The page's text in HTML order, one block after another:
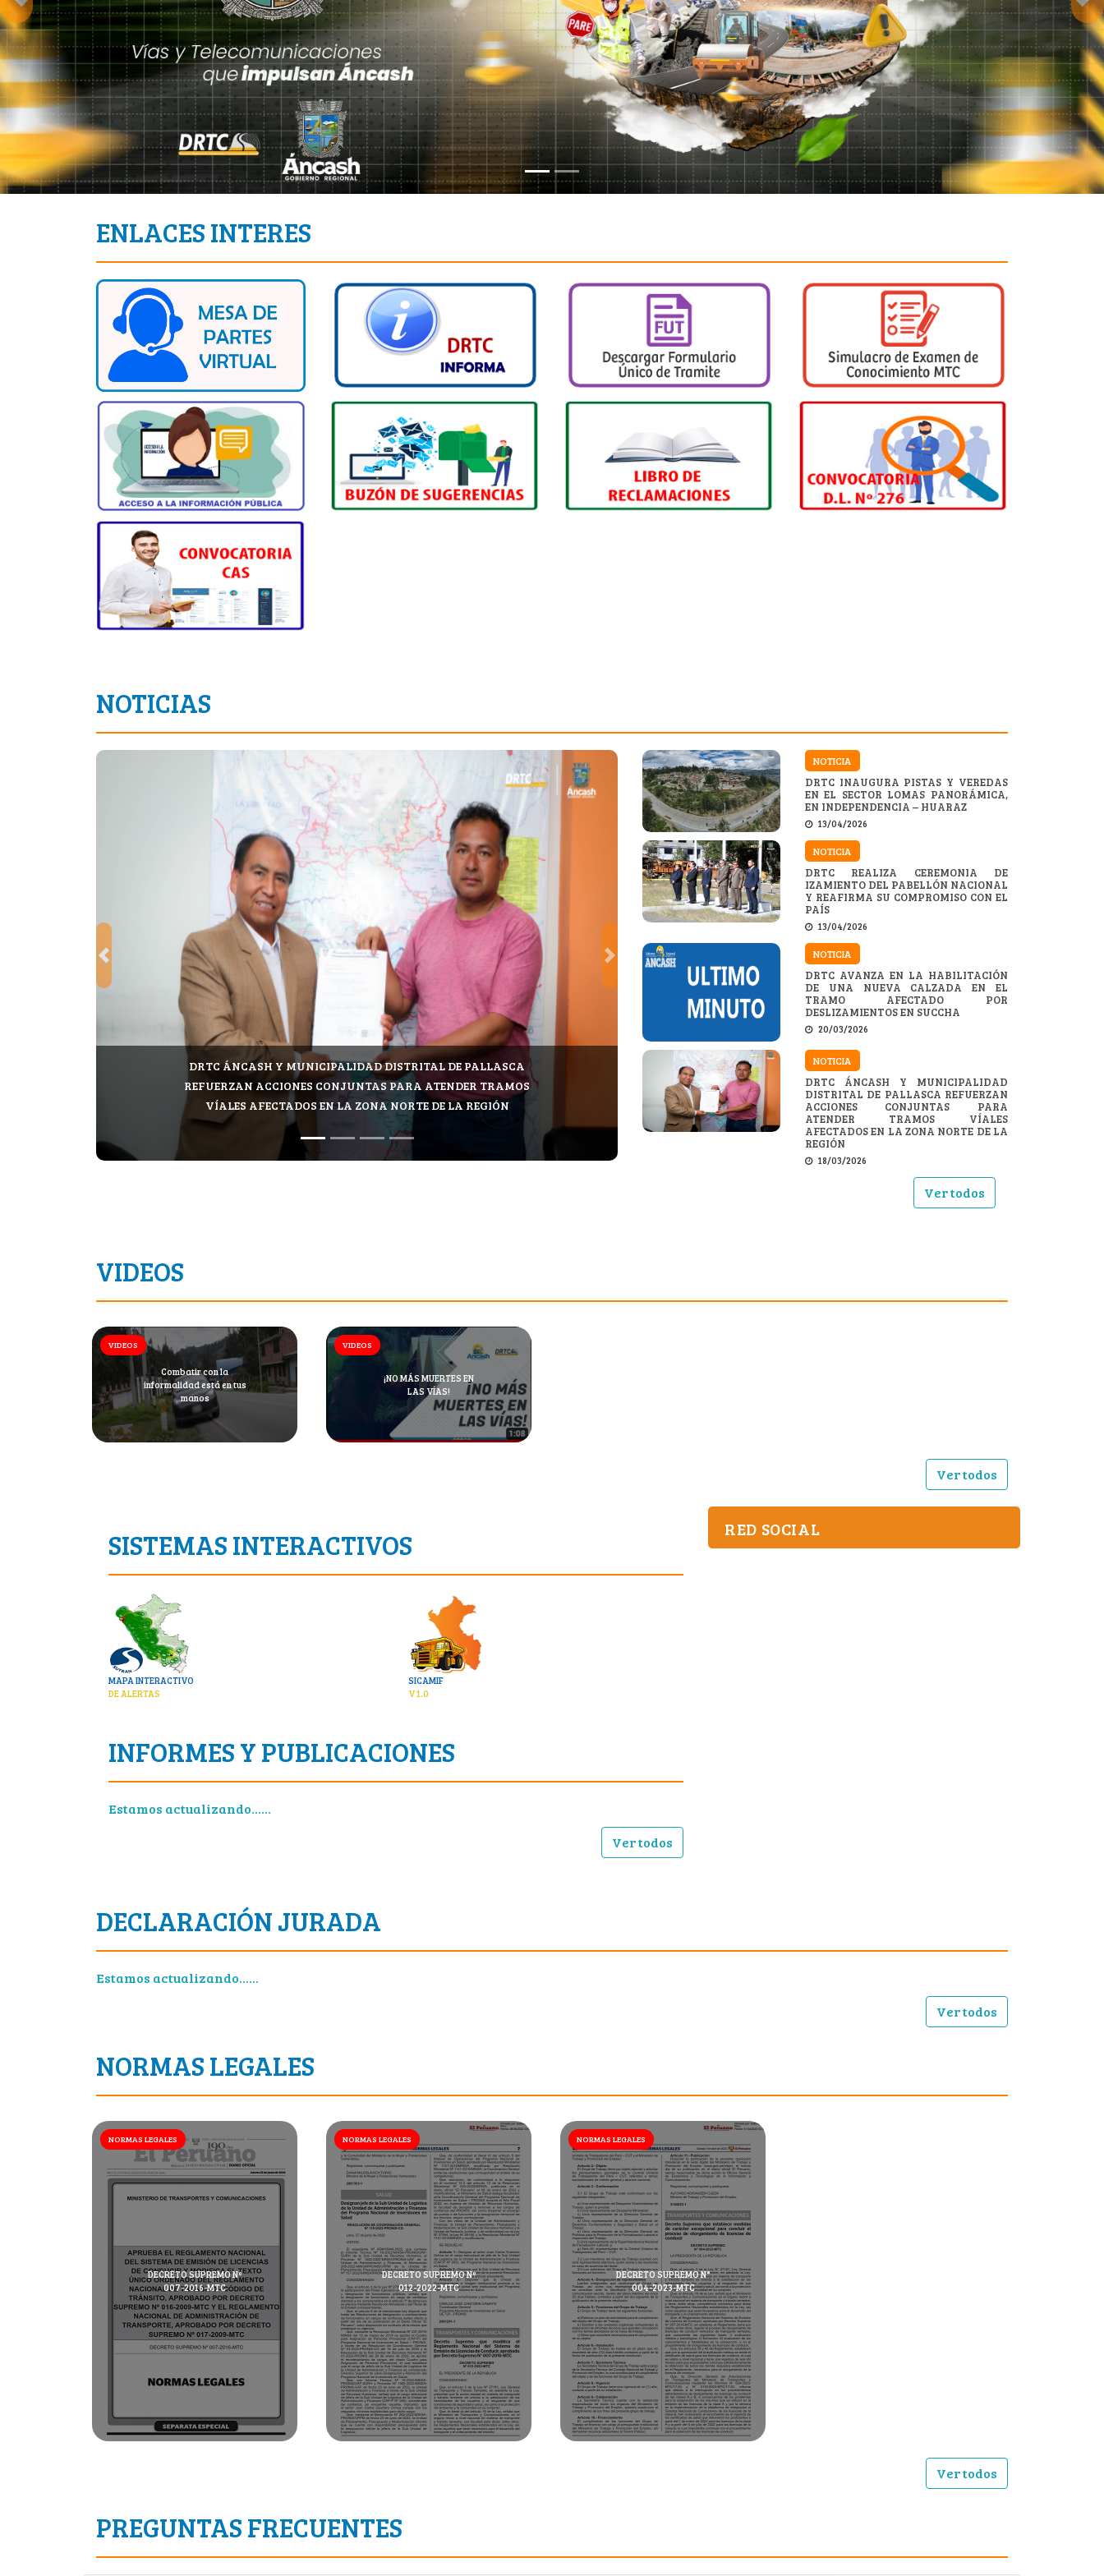
ENLACES INTERES
NOTICIAS
DRTC ÁNCASH Y MUNICIPALIDAD DISTRITAL DE PALLASCA
REFUERZAN ACCIONES CONJUNTAS PARA ATENDER TRAMOS
VÍALES AFECTADOS EN LA ZONA NORTE DE LA REGIÓN
Previous Next
NOTICIA
DRTC INAUGURA PISTAS Y VEREDAS
EN EL SECTOR LOMAS PANORÁMICA,
EN INDEPENDENCIA – HUARAZ
13/04/2026
NOTICIA
DRTC REALIZA CEREMONIA DE
IZAMIENTO DEL PABELLÓN NACIONAL
Y REAFIRMA SU COMPROMISO CON EL
PAÍS
13/04/2026
NOTICIA
DRTC AVANZA EN LA HABILITACIÓN
DE UNA NUEVA CALZADA EN EL
TRAMO AFECTADO POR
DESLIZAMIENTOS EN SUCCHA
20/03/2026
NOTICIA
DRTC ÁNCASH Y MUNICIPALIDAD
DISTRITAL DE PALLASCA REFUERZAN
ACCIONES CONJUNTAS PARA
ATENDER TRAMOS VÍALES
AFECTADOS EN LA ZONA NORTE DE LA
REGIÓN
18/03/2026
Ver todos
VIDEOS
VIDEOS
Combatir con la
informalidad está en tus
manos
VIDEOS
¡NO MÁS MUERTES EN
LAS VÍAS!
Ver todos
SISTEMAS INTERACTIVOS
MAPA INTERACTIVO
DE ALERTAS
SICAMIF
V 1.0
INFORMES Y PUBLICACIONES
Estamos actualizando......
Ver todos
RED SOCIAL
DECLARACIÓN JURADA
Estamos actualizando......
Ver todos
NORMAS LEGALES
NORMAS LEGALES
DECRETO SUPREMO Nº
007-2016-MTC
NORMAS LEGALES
DECRETO SUPREMO Nº
012-2022-MTC
NORMAS LEGALES
DECRETO SUPREMO N°
004-2023-MTC
Ver todos
PREGUNTAS FRECUENTES